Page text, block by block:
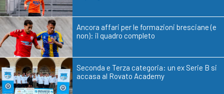
Ancora affari per le formazioni bresciane (e
non): il quadro completo
Seconda e Terza categoria: un ex Serie B si
accasa al Rovato Academy